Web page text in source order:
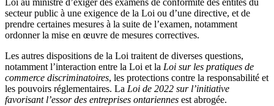
Loi au ministre d’exiger des examens de conformité des entités du
secteur public à une exigence de la Loi ou d’une directive, et de
prendre certaines mesures à la suite de l’examen, notamment
ordonner la mise en œuvre de mesures correctives.
Les autres dispositions de la Loi traitent de diverses questions,
notamment l’interaction entre la Loi et la Loi sur les pratiques de
commerce discriminatoires, les protections contre la responsabilité et
les pouvoirs réglementaires. La Loi de 2022 sur l’initiative
favorisant l’essor des entreprises ontariennes est abrogée.